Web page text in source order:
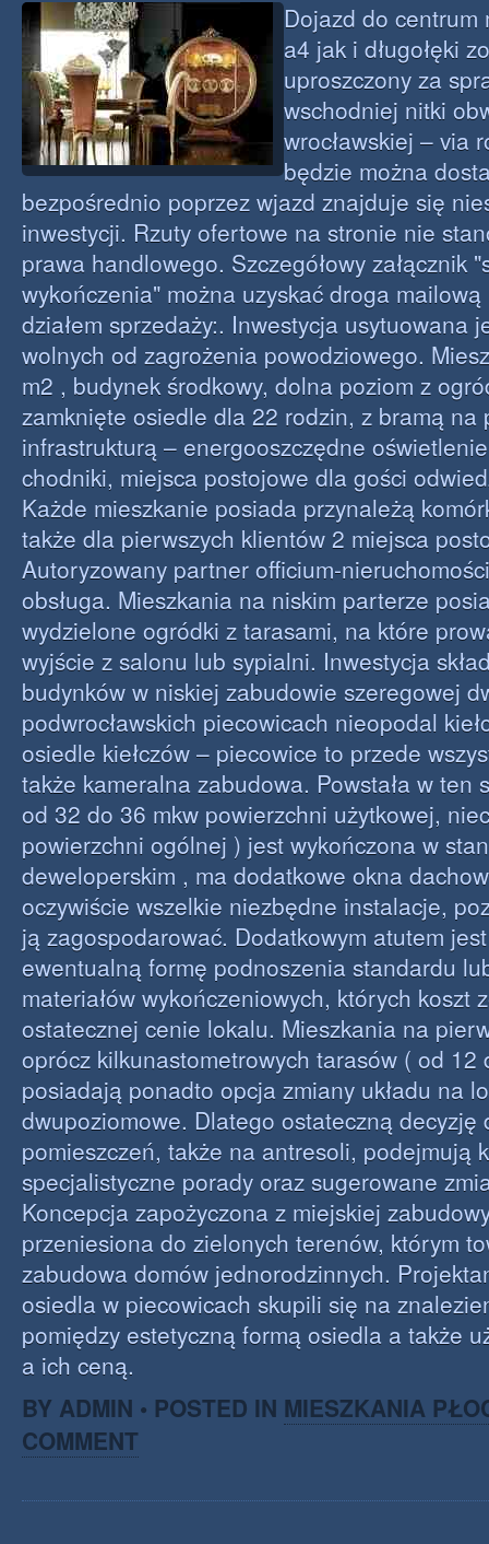
Dojazd do
a4 jak i długołęki
uproszczony za
wschodniej nitki
wrocławskiej – via
będzie można
bezpośrednio poprzez wjazd znajduje się
inwestycji. Rzuty ofertowe na stronie nie
prawa handlowego. Szczegółowy załącznik
wykończenia" można uzyskać droga
działem sprzedaży:. Inwestycja usytuowana
wolnych od zagrożenia powodziowego.
m2 , budynek środkowy, dolna poziom z
zamknięte osiedle dla 22 rodzin, z bramą na
infrastrukturą – energooszczędne
chodniki, miejsca postojowe dla gości
Każde mieszkanie posiada przynależą
także dla pierwszych klientów 2 miejsca
Autoryzowany partner officium-
obsługa. Mieszkania na niskim parterze
wydzielone ogródki z tarasami, na które
wyjście z salonu lub sypialni. Inwestycja
budynków w niskiej zabudowie szeregowej
podwrocławskich piecowicach nieopodal
osiedle kiełczów – piecowice to przede
także kameralna zabudowa. Powstała w ten
od 32 do 36 mkw powierzchni użytkowej,
powierzchni ogólnej ) jest wykończona w
deweloperskim , ma dodatkowe okna
oczywiście wszelkie niezbędne instalacje,
ją zagospodarować. Dodatkowym atutem
ewentualną formę podnoszenia standardu
materiałów wykończeniowych, których koszt
ostatecznej cenie lokalu. Mieszkania na
oprócz kilkunastometrowych tarasów ( od 12
posiadają ponadto opcja zmiany układu na
dwupoziomowe. Dlatego ostateczną decyzję
pomieszczeń, także na antresoli, podejmują
specjalistyczne porady oraz sugerowane
Koncepcja zapożyczona z miejskiej
przeniesiona do zielonych terenów, którym
zabudowa domów jednorodzinnych.
osiedla w piecowicach skupili się na
pomiędzy estetyczną formą osiedla a także
a ich ceną.
BY ADMIN • POSTED IN MIESZKANIA
COMMENT